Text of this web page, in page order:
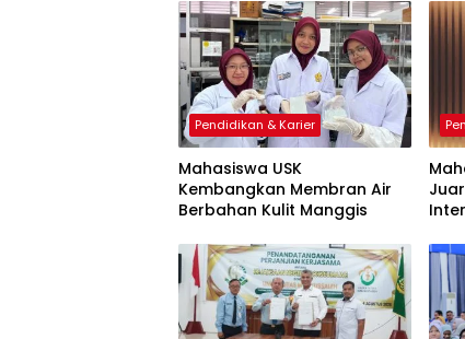
Pendidikan & Karier
Mahasiswa USK
Kembangkan Membran Air
Berbahan Kulit Manggis